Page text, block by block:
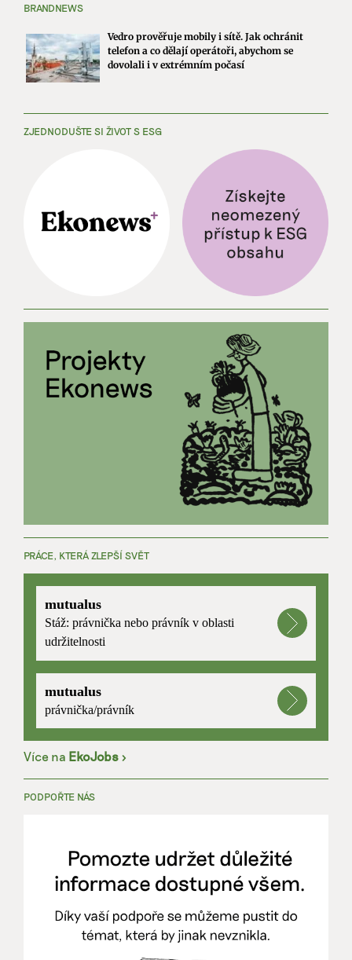
BRANDNEWS
Vedro prověřuje mobily i sítě. Jak ochránit
telefon a co dělají operátoři, abychom se
dovolali i v extrémním počasí
ZJEDNODUŠTE SI ŽIVOT S ESG
PRÁCE, KTERÁ ZLEPŠÍ SVĚT
mutualus
Stáž: právnička nebo právník v oblasti
udržitelnosti
mutualus
právnička/právník
Více na EkoJobs >
PODPOŘTE NÁS